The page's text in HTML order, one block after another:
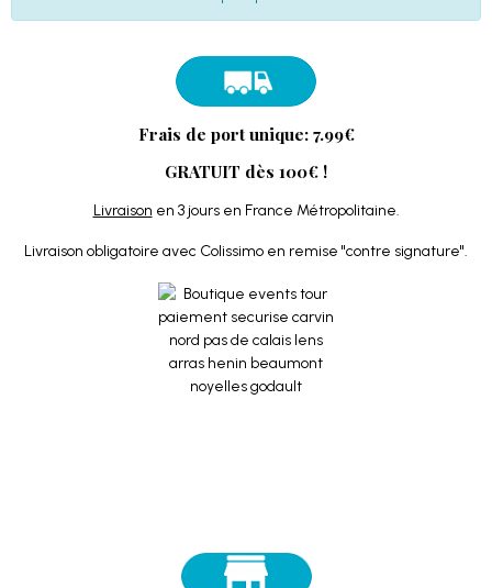
Frais de port unique: 7.99€
GRATUIT dès 100€ !
Livraison en 3 jours en France Métropolitaine.
Livraison obligatoire avec Colissimo en remise "contre signature".